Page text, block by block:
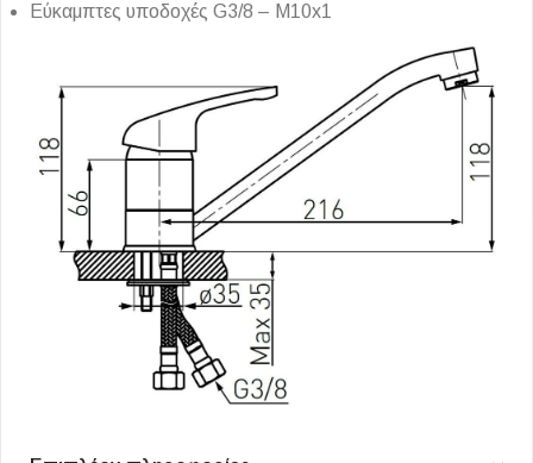
Εύκαμπτες υποδοχές G3/8 – M10x1